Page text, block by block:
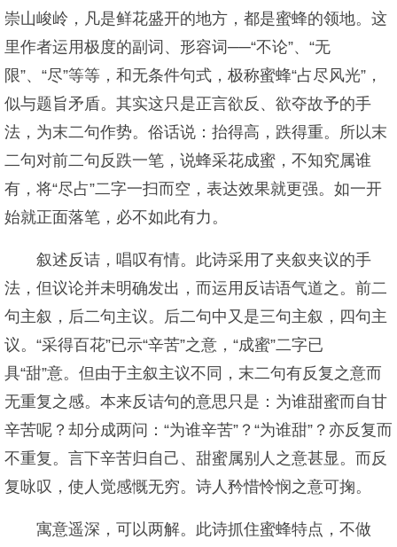
崇山峻岭，凡是鲜花盛开的地方，都是蜜蜂的领地。这
里作者运用极度的副词、形容词──“不论”、“无
限”、“尽”等等，和无条件句式，极称蜜蜂“占尽风光”，
似与题旨矛盾。其实这只是正言欲反、欲夺故予的手
法，为末二句作势。俗话说：抬得高，跌得重。所以末
二句对前二句反跌一笔，说蜂采花成蜜，不知究属谁
有，将“尽占”二字一扫而空，表达效果就更强。如一开
始就正面落笔，必不如此有力。
叙述反诘，唱叹有情。此诗采用了夹叙夹议的手
法，但议论并未明确发出，而运用反诘语气道之。前二
句主叙，后二句主议。后二句中又是三句主叙，四句主
议。“采得百花”已示“辛苦”之意，“成蜜”二字已
具“甜”意。但由于主叙主议不同，末二句有反复之意而
无重复之感。本来反诘句的意思只是：为谁甜蜜而自甘
辛苦呢？却分成两问：“为谁辛苦”？“为谁甜”？亦反复而
不重复。言下辛苦归自己、甜蜜属别人之意甚显。而反
复咏叹，使人觉感慨无穷。诗人矜惜怜悯之意可掬。
寓意遥深，可以两解。此诗抓住蜜蜂特点，不做